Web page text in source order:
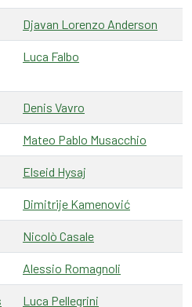
Djavan Lorenzo Anderson
Luca Falbo
Denis Vavro
Mateo Pablo Musacchio
Elseid Hysaj
Dimitrije Kamenović
Nicolò Casale
Alessio Romagnoli
Luca Pellegrini